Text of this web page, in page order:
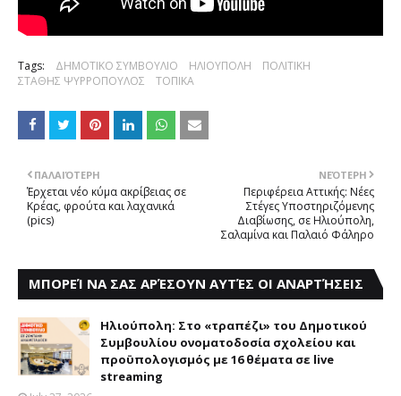
Tags: ΔΗΜΟΤΙΚΟ ΣΥΜΒΟΥΛΙΟ ΗΛΙΟΥΠΟΛΗ
ΠΟΛΙΤΙΚΗ
ΣΤΑΘΗΣ ΨΥΡΡΟΠΟΥΛΟΣ
ΤΟΠΙΚΑ
ΝΕΌΤΕΡΗ
Περιφέρεια Aττικής: Nέες
Στέγες Yποστηριζόμενης
Διαβίωσης, σε Hλιούπολη,
Σαλαμίνα και Παλαιό Φάληρο
ΠΑΛΑΙΌΤΕΡΗ
Έρχεται νέο κύμα ακρίβειας σε
Κρέας, φρούτα και λαχανικά
(pics)
ΜΠΟΡΕΊ ΝΑ ΣΑΣ ΑΡΈΣΟΥΝ ΑΥΤΈΣ ΟΙ ΑΝΑΡΤΉΣΕΙΣ
Ηλιούπολη: Στο «τραπέζι» του Δημοτικού
Συμβουλίου ονοματοδοσία σχολείου και
προϋπολογισμός με 16 θέματα σε live
streaming